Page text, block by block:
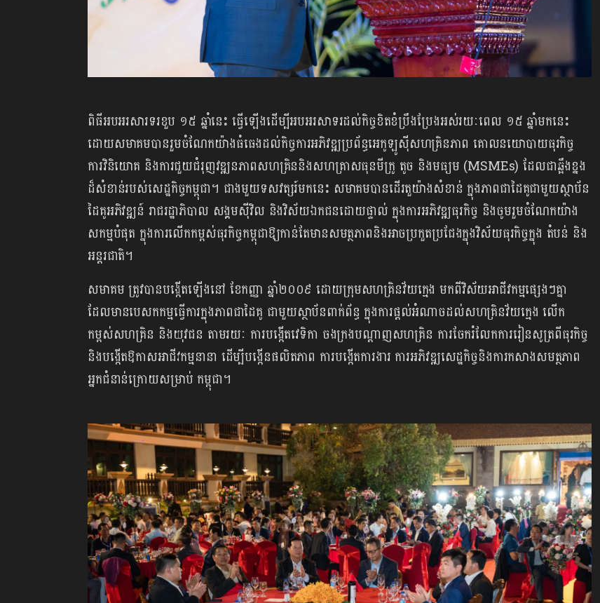
ពិធីអបអរសារទរខួប ១៥ ឆ្នាំនេះ ធ្វើឡើងដើម្បីអបអរសាទរដល់កិច្ចខិតខំប្រឹងប្រែងអស់រយៈពេល ១៥ ឆ្នាំមកនេះ
ដោយសមាគមបានរួមចំណែកយ៉ាងធំធេងដល់កិច្ចការអភិវឌ្ឍប្រព័ន្ធអេកូឡូស៊ីសហគ្រិនភាព​ គោលនយោបាយធុរកិច្ច
ការវិនិយោគ និងការជួយជំរុញវឌ្ឍនភាពសហគ្រិននិងសហគ្រាសធុនមីក្រូ តូច និងមធ្យម (MSMEs) ដែលជាឆ្អឹងខ្នង
ដ៏សំខាន់របស់សេដ្ឋកិច្ចកម្ពុជា​។ ជាងមួយទសវត្សរ៍មកនេះ សមាគមបានដើរតួយ៉ាងសំខាន់ ក្នុងភាពជាដៃគូជាមួយស្ថាប័​ន
ដៃគូអភិវឌ្ឍ​ន៍ រាជរដ្ឋាភិបាល សង្គមស៊ីវិល និងវិស័យឯកជនដោយផ្ទាល់ ក្នុងការអភិវឌ្ឍធុរកិច្ច និងចូមរួមចំណែកយ៉ាង
សកម្មបំផុត ក្នុងការលើកកម្ពស់ធុរកិច្ចកម្ពុជាឱ្យកាន់តែមានសមត្ថភាពនិងអាចប្រកួតប្រជែងក្នុងវិស័យធុរកិច្ចក្នុង តំបន់ និង
អន្តរជាតិ។
សមាគម ត្រូវបានបង្កើតឡើងនៅ ខែកញ្ញា ឆ្នាំ២០០៩ ដោយក្រុមសហគ្រិនវ័យក្មេង មកពីវិស័យអាជីវកម្មផ្សេងៗគ្នា
ដែលមានបេសកកម្មធ្វើការក្នុងភាពជាដៃគូ ជាមួយស្ថាប័នពាក់ព័ន្ធ ក្នុងការផ្តល់អំណាចដល់សហគ្រិនវ័យក្មេង លើក
កម្ពស់សហគ្រិន និង​យុវជន តាមរយៈ ការបង្កើតវេទិកា ចងក្រងបណ្តាញសហគ្រិន ការចែករំលែកការរៀនសូត្រពីធុរកិច្ច
និងបង្កើតឱកាសអាជីវកម្មនានា ដើម្បីបង្កើនផលិតភាព ការបង្កើតការងារ ការអភិវឌ្ឍសេដ្ឋកិច្ចនិងការកសាងសមត្ថភាព
អ្នកជំនាន់ក្រោយសម្រាប់ កម្ពុជា។